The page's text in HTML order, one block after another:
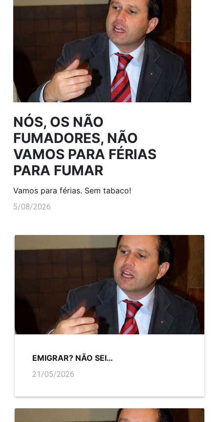
NÓS, OS NÃO
FUMADORES, NÃO
VAMOS PARA FÉRIAS
PARA FUMAR
Vamos para férias. Sem tabaco!
5/08/2026
EMIGRAR? NÃO SEI…
21/05/2026